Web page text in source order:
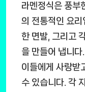
라멘정식은 풍부
의 전통적인 요리
한 면발, 그리고
을 만들어 냅니
이들에게 사랑받
수 있습니다. 각